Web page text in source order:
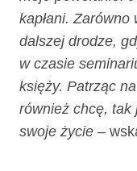
kapłani.
dalszej drodze,
w czasie
księży. Patrząc
również chcę, tak
swoje życie –